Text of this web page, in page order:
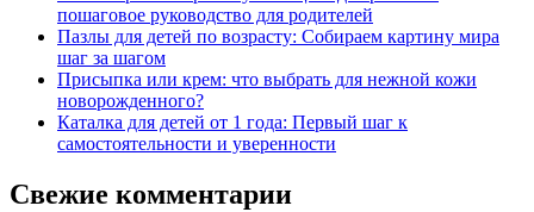
пошаговое руководство для родителей
Пазлы для детей по возрасту: Собираем картину мира
шаг за шагом
Присыпка или крем: что выбрать для нежной кожи
новорожденного?
Каталка для детей от 1 года: Первый шаг к
самостоятельности и уверенности
Свежие комментарии